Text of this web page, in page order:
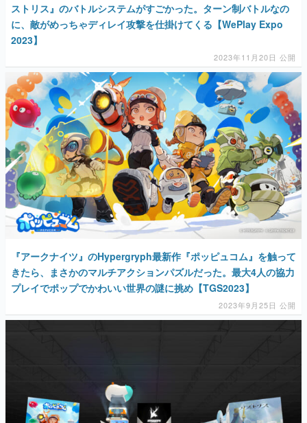
ストリス』のバトルシステムがすごかった。ターン制バトルなの
に、敵がめっちゃディレイ攻撃を仕掛けてくる【WePlay Expo
2023】
2023年11月20日 公開
『アークナイツ』のHypergryph最新作『ポッピュコム』を触って
きたら、まさかのマルチアクションパズルだった。最大4人の協力
プレイでポップでかわいい世界の謎に挑め【TGS2023】
2023年9月25日 公開